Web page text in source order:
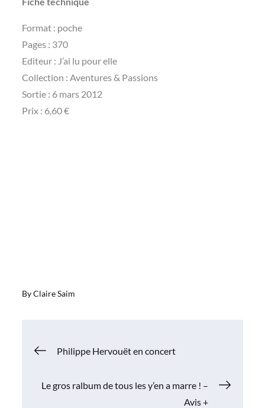
Format : poche
Pages : 370
Editeur : J’ai lu pour elle
Collection : Aventures & Passions
Sortie : 6 mars 2012
Prix : 6,60 €
ByClaire Saim
Navigation
de
Philippe Hervouët en concert
Le gros ralbum de tous les y’en a marre ! –
Avis +